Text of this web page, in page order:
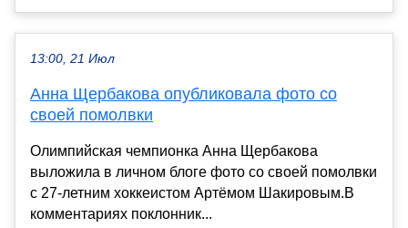
13:00, 21 Июл
Анна Щербакова опубликовала фото со
своей помолвки
Олимпийская чемпионка Анна Щербакова
выложила в личном блоге фото со своей помолвки
с 27-летним хоккеистом Артёмом Шакировым.В
комментариях поклонник...